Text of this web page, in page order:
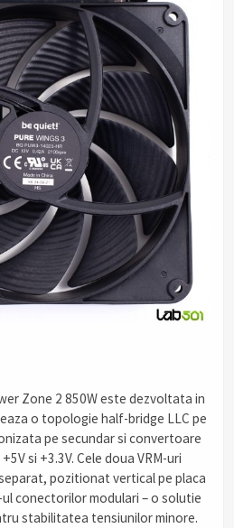
Zone 2 850W este dezvoltata in
o topologie half-bridge LLC pe
pe secundar si convertoare
si +3.3V. Cele doua VRM-uri
pozitionat vertical pe placa
conectorilor modulari – o solutie
stabilitatea tensiunilor minore.